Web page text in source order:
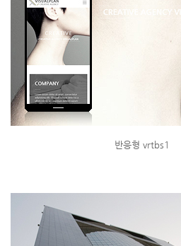
반응형 vrtbs1